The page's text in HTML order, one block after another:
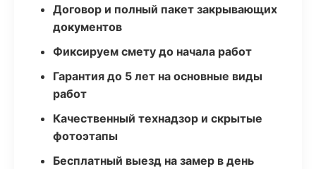
Договор и полный пакет закрывающих
документов
Фиксируем смету до начала работ
Гарантия до 5 лет на основные виды
работ
Качественный технадзор и скрытые
фотоэтапы
Бесплатный выезд на замер в день